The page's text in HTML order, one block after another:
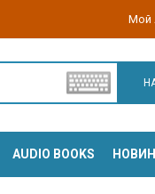
Мой
AUDIO BOOKS